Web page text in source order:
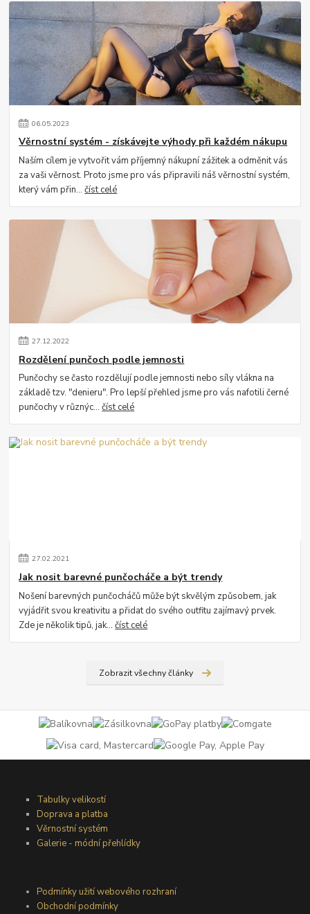
06.05.2023
Věrnostní systém - získávejte výhody při každém nákupu
Naším cílem je vytvořit vám příjemný nákupní zážitek a odměnit vás
za vaši věrnost. Proto jsme pro vás připravili náš věrnostní systém,
který vám přin...číst celé
27.12.2022
Rozdělení punčoch podle jemnosti
Punčochy se často rozdělují podle jemnosti nebo síly vlákna na
základě tzv. "denieru". Pro lepší přehled jsme pro vás nafotili černé
punčochy v různýc...číst celé
27.02.2021
Jak nosit barevné punčocháče a být trendy
Nošení barevných punčocháčů může být skvělým způsobem, jak
vyjádřit svou kreativitu a přidat do svého outfitu zajímavý prvek.
Zde je několik tipů, jak...číst celé
Zobrazit všechny články
Tabulky velikostí
Doprava a platba
Věrnostní systém
Galerie - módní přehlídky
Podmínky užití webového rozhraní
Obchodní podmínky